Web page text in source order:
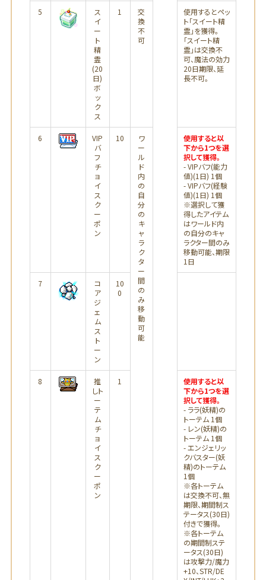
5
ス
イ
ー
ト
精
霊
(20
日)
ボ
ッ
ク
ス
1
交
換
不
可
使用するとペッ
ト「スイート精
霊」を獲得。
「スイート精
霊」は交換不
可、魔法の効力
20日期限、延
長不可。
6
VIP
バ
フ
チ
ョ
イ
ス
ク
ー
ポ
ン
10
ワ
ー
ル
ド
内
の
自
分
の
キ
ャ
ラ
ク
タ
ー
間
の
み
移
動
可
能
使用すると以
下から1つを選
択して獲得。
- VIPバフ(能力
値)(1日) 1個
- VIPバフ(経験
値)(1日) 1個
※選択して獲
得したアイテム
はワールド内
の自分のキャ
ラクター間のみ
移動可能、期限
1日
7
コ
ア
ジ
ェ
ム
ス
ト
ー
ン
10
0
8
推
しト
ー
テ
ム
チ
ョ
イ
ス
ク
ー
ポ
ン
1
使用すると以
下から1つを選
択して獲得。
- ララ(妖精)の
トーテム 1個
- レン(妖精)の
トーテム 1個
- エンジェリッ
クバスター(妖
精)のトーテム
1個
※各トーテム
は交換不可、無
期限、期間制ス
テータス(30日)
付きで獲得。
※各トーテム
の期間制ステ
ータス(30日)
は攻撃力/魔力
+10、STR/DE